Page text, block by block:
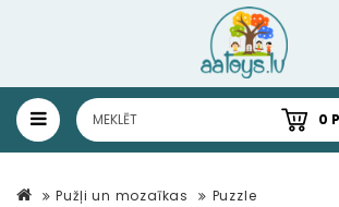
0
Pužļi un mozaīkas
Puzzle